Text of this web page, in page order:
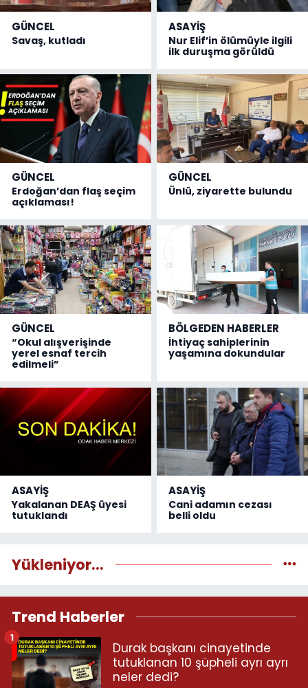
GÜNCEL
Savaş, kutladı
ASAYİŞ
Nur Elif’in ölümüyle ilgili
ilk duruşma görüldü
GÜNCEL
Erdoğan’dan flaş seçim
açıklaması!
GÜNCEL
Ünlü, ziyarette bulundu
GÜNCEL
“Okul alışverişinde
yerel esnaf tercih
edilmeli”
BÖLGEDEN HABERLER
İhtiyaç sahiplerinin
yaşamına dokundular
ASAYİŞ
Yakalanan DEAŞ üyesi
tutuklandı
ASAYİŞ
Cani adamın cezası
belli oldu
Yükleniyor...
Trend Haberler
Durak başkanı cinayetinde
tutuklanan 10 şüpheli ayrı ayrı
neler dedi?
1